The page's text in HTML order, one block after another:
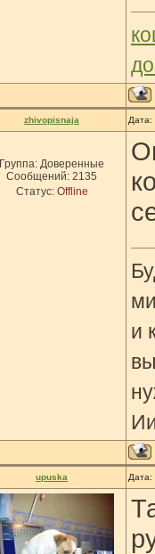
zhivopisnaja
Группа: Доверенные
Сообщений: 2135
Статус: Offline
и
upuska